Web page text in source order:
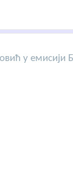
у емисији